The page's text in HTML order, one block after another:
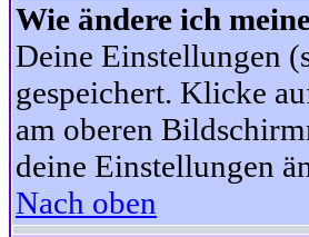
Wie ändere ich
Deine Einstellungen
gespeichert. Klicke
am oberen
deine Einstellungen
Nach oben